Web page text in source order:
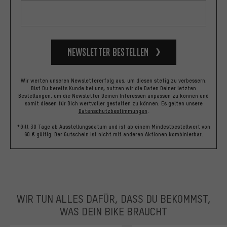
der Lift. Dafür ist es umso wichtiger,
Eine steife Federgabel mit 36 oder mehr Millimeter
dicken Standrohren, Coil-Dämpfer, Downhill-
groben Stollen für reichlich Grip und mit fetter
Karkasse.
Echte Park-Rats fahren ihre Bikes natürlich
Tubeless und brauchen den meist Sattel nur, damit
sie in der Schlange am Lift nicht stehen müssen.
Beim Downhill geht es um das namensgebende
Bergab-Ballern mit Mountainbikes, die hinsichtlich
Newsletter bestellen
Wir werten unseren Newslettererfolg aus, um diesen stetig zu verbessern.
Bist Du bereits Kunde bei uns, nutzen wir die Daten Deiner letzten
Bestellungen, um die Newsletter Deinen Interessen anpassen zu können und
somit diesen für Dich wertvoller gestalten zu können. Es gelten unsere
Datenschutzbestimmungen.
*Gilt 30 Tage ab Ausstellungsdatum und ist ab einem Mindestbestellwert von
60 € gültig. Der Gutschein ist nicht mit anderen Aktionen kombinierbar.
WIR TUN ALLES DAFÜR, DASS DU BEKOMMST,
WAS DEIN BIKE BRAUCHT